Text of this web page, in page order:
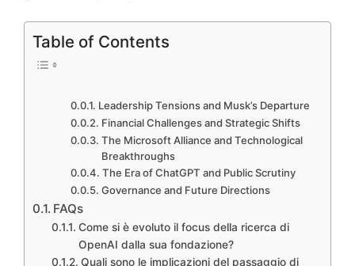
Table of Contents
Leadership Tensions and Musk’s Departure
Financial Challenges and Strategic Shifts
The Microsoft Alliance and Technological
Breakthroughs
The Era of ChatGPT and Public Scrutiny
Governance and Future Directions
FAQs
Come si è evoluto il focus della ricerca di
OpenAI dalla sua fondazione?
Quali sono le implicazioni del passaggio di